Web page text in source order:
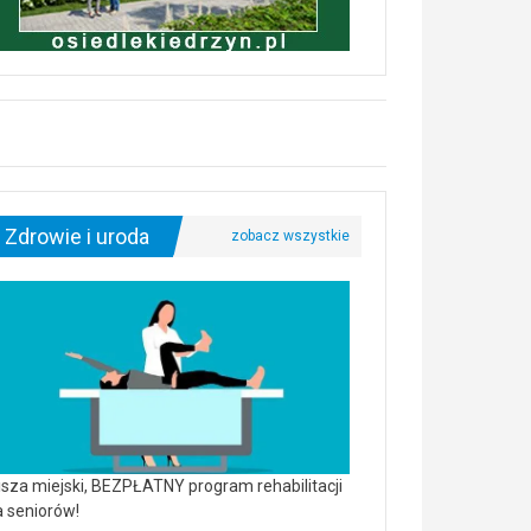
Zdrowie i uroda
miejski, BEZPŁATNY program rehabilitacji
seniorów!